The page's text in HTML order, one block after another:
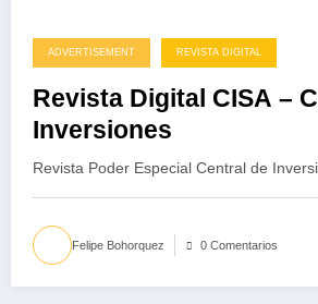
ADVERTISEMENT REVISTA DIGITAL
Revista Digital CISA –
Inversiones
Revista Poder Especial Central de
Felipe Bohorquez 0 Comentarios